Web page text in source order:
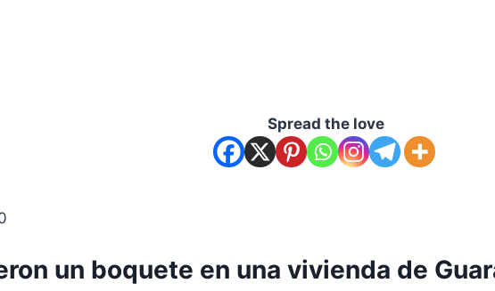
Spread the love
un boquete en una vivienda de